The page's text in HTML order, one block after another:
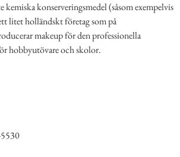
konserveringsmedel (såsom exempelvis
litet holländskt företag som på
makeup för den professionella
hobbyutövare och skolor.